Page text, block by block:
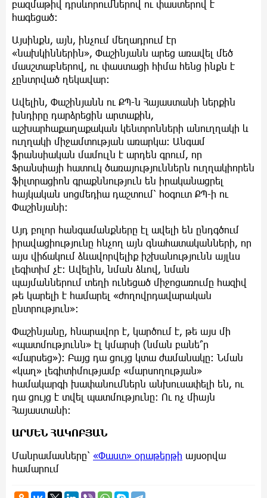
բազմաթիվ դրսևորումներով ու փաստերով է
հագեցած:
Այսինքն, այն, ինչում մեղադրում էր
«նախկիններին», Փաշինյանն արեց առավել մեծ
մասշտաբներով, ու փաստացի հիմա հենց ինքն է
չընտրված ղեկավար:
Ավելին, Փաշինյանն ու ՔՊ-ն Հայաստանի ներքին
խնդիրը դարձրեցին արտաքին,
աշխարհաքաղաքական կենտրոնների անուղղակի և
ուղղակի միջամտության առարկա: Անգամ
ֆրանսիական մամուլն է արդեն գրում, որ
Ֆրանսիայի հատուկ ծառայություններն ուղղակիորեն
ֆիլտրացիոն գրաքննություն են իրականացրել
հայկական սոցմեդիա դաշտում՝ հօգուտ ՔՊ-ի ու
Փաշինյանի:
Այդ բոլոր հանգամանքները էլ ավելի են ընդգծում
իրավացիությունը հնչող այն գնահատականների, որ
այս վիճակում ձևավորվելիք իշխանությունն այլևս
լեգիտիմ չէ: Ավելին, նման ձևով, նման
պայմաններում տեղի ունեցած միջոցառումը հազիվ
թե կարելի է համարել «ժողովրդավարական
ընտրություն»:
Փաշինյանը, հնարավոր է, կարծում է, թե այս մի
«պատմությունն» էլ կմարսի (նման բանե՞ր
«մարսեց»): Բայց դա ցույց կտա ժամանակը: Նման
«կաղ» լեգիտիմությամբ «մարսողության»
համակարգի խափանումներն անխուսափելի են, ու
դա ցույց է տվել պատմությունը: Ու ոչ միայն
Հայաստանի:
ԱՐՄԵՆ ՀԱԿՈԲՅԱՆ
Մանրամասները՝ «Փաստ» օրաթերթի այսօրվա
համարում